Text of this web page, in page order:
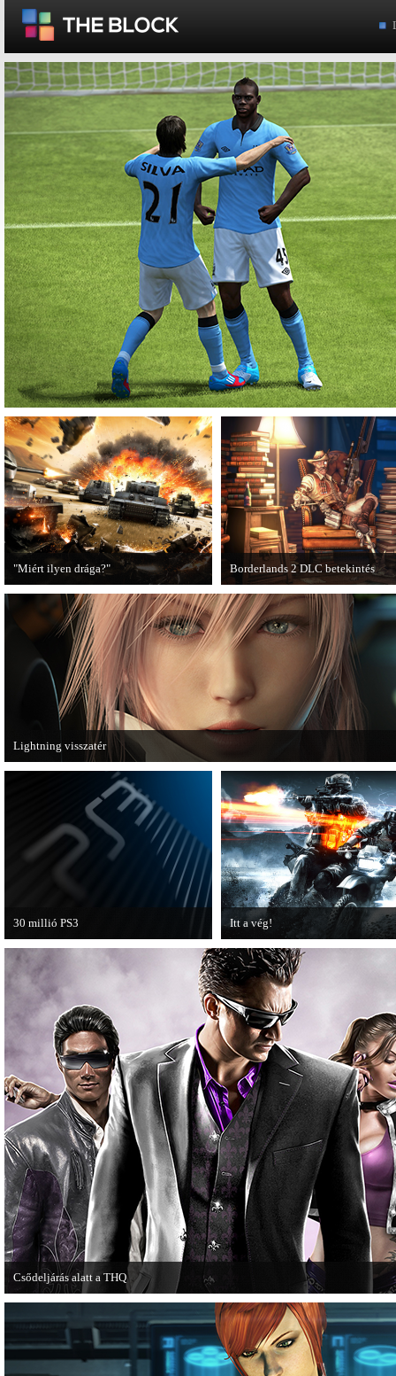
"Miért ilyen drága?"
A PC Guru utánajárt, miért kerülnek
olyan sokba a AAA-kategóriás
videojátékok.
Borderlands 2 DLC betekintés
2013. januárjában érkezik a a Sir
Hammerlock's Big Game Hunt
Borderlands 2 játékhoz.
Lightning visszatér
Megjött a Lightning Returns: Final Fantasy XIII című játék első hivatalos
30 millió PS3
A PAL régióban a PS3 átlépte a 30
milliós eladott darabszámot.
Itt a vég!
Hamarosan minden infó kiderül a
Battlefield 3 utolsó, End Game
kiegészítőjéről.
Csődeljárás alatt a THQ
Egy újabb videojáték-kiadó került csődeljárás alá, aki nem más, mint a THQ.